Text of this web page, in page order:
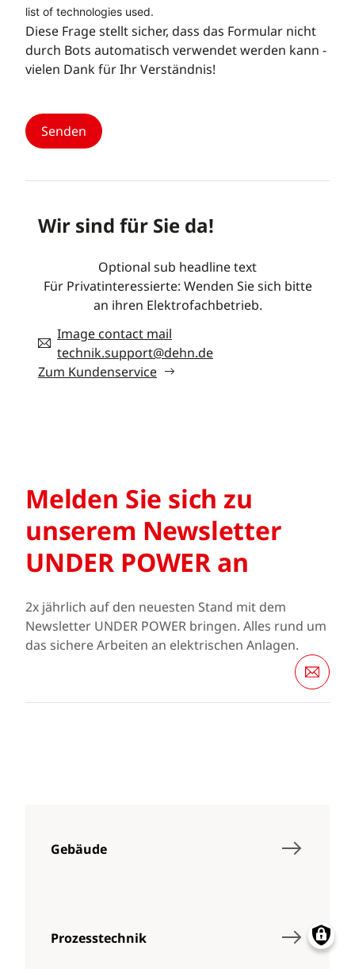
list of technologies used.
Diese Frage stellt sicher, dass das Formular nicht
durch Bots automatisch verwendet werden kann -
vielen Dank für Ihr Verständnis!
Wir sind für Sie da!
Optional sub headline text
Für Privatinteressierte: Wenden Sie sich bitte
an ihren Elektrofachbetrieb.
Image contact mail
technik.support@dehn.de
Zum Kundenservice
Melden Sie sich zu
unserem Newsletter
UNDER POWER an
2x jährlich auf den neuesten Stand mit dem
Newsletter UNDER POWER bringen. Alles rund um
das sichere Arbeiten an elektrischen Anlagen.
Gebäude
Prozesstechnik